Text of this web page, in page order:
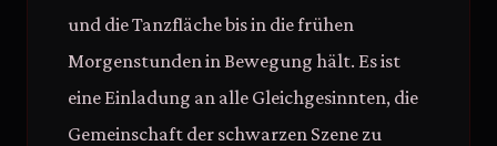
und die Tanzfläche bis in die frühen
Morgenstunden in Bewegung hält. Es ist
eine Einladung an alle Gleichgesinnten, die
Gemeinschaft der schwarzen Szene zu